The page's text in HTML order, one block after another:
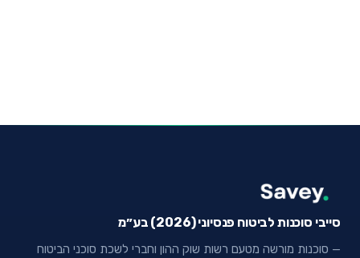
סייבי סוכנות לביטוח פנסיוני (2026) בע״מ
— סוכנות מורשה מטעם רשות שוק ההון וחברי לשכת סוכני הביטוח